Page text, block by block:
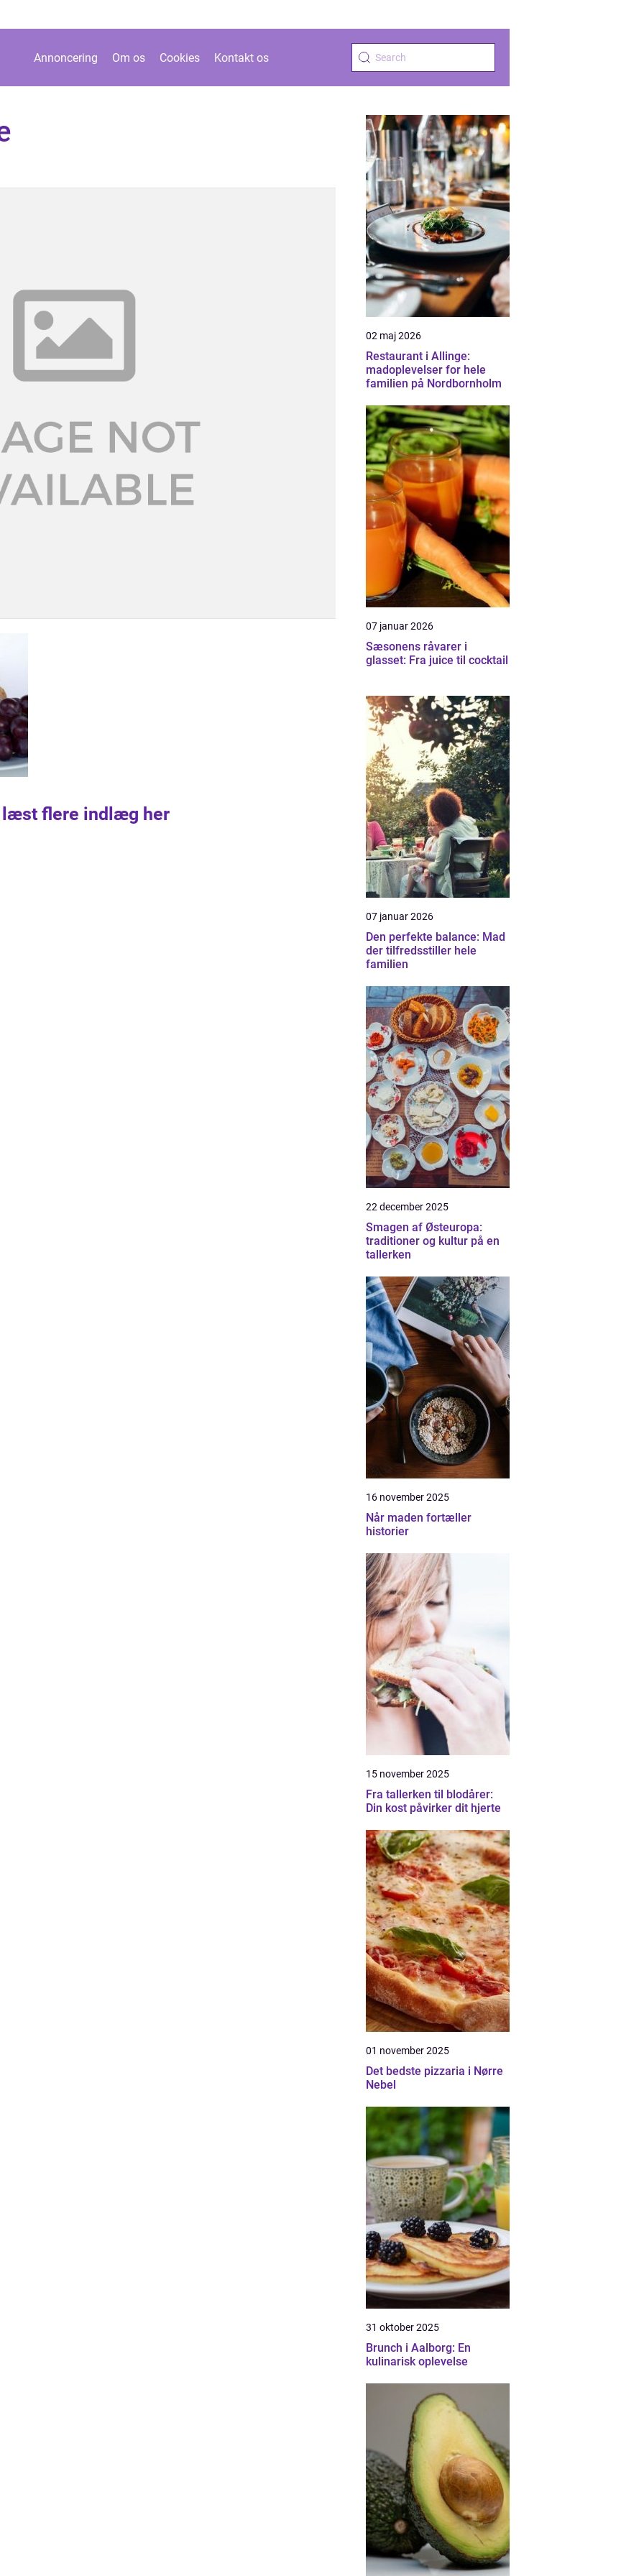
Annoncering Om os Cookies Kontakt os
læst flere indlæg her
02 maj 2026
Restaurant i Allinge:
madoplevelser for hele
familien på Nordbornholm
07 januar 2026
Sæsonens råvarer i
glasset: Fra juice til cocktail
07 januar 2026
Den perfekte balance: Mad
der tilfredsstiller hele
familien
22 december 2025
Smagen af Østeuropa:
traditioner og kultur på en
tallerken
16 november 2025
Når maden fortæller
historier
15 november 2025
Fra tallerken til blodårer:
Din kost påvirker dit hjerte
01 november 2025
Det bedste pizzaria i Nørre
Nebel
31 oktober 2025
Brunch i Aalborg: En
kulinarisk oplevelse